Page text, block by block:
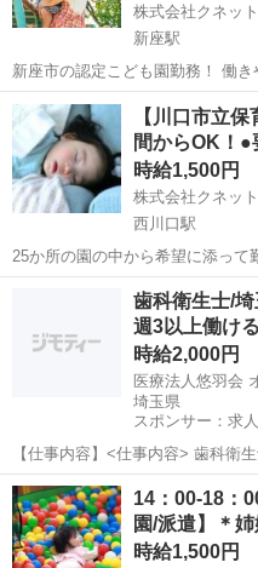
株式会社クネット
新座駅
新座市の認定こども園勤務！ 働
さんおられます！ 週1～３日程度扶養内 全体フリーではいれる時だけ
多めに入るという形で 自分の御都合
合わせ● ...
埼玉 新座市 新座駅 保
【川口市立
間からOK！●
時給1,500円
株式会社クネット
西川口駅
25か所の園の中から希望に添って勤務先を選
状況に応じてOK まずはご相談ください！ 例 週4日4時間など 週
3回6時間など 当社の方
西川口駅
歯科衛生士/
週3以上働け
時給2,000円
医療法人悠羽会
埼玉県
スポンサー：求
【仕事内容】<仕事内容> 歯科衛
<休暇> 夏季休暇、年末年始休暇
等については応相談 <その他> <
用保険・労災...
アルバイト・パート
14：00-18：
園/派遣】＊
時給1,500円